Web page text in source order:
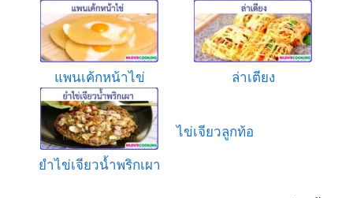
แพนเค้กหน้าไข่ ล่าเตียง
ยำไข่เจียวน้ำพริกเผา
ไข่เจียวลูกท้อ